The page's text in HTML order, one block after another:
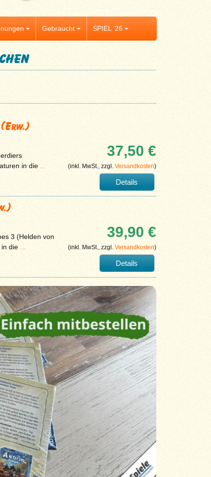
Gebraucht SPIEL '26
in die ...
37,50 €
(inkl. MwSt., zzgl. Versandkosten)
Details
3 (Helden von
die ...
39,90 €
(inkl. MwSt., zzgl. Versandkosten)
Details